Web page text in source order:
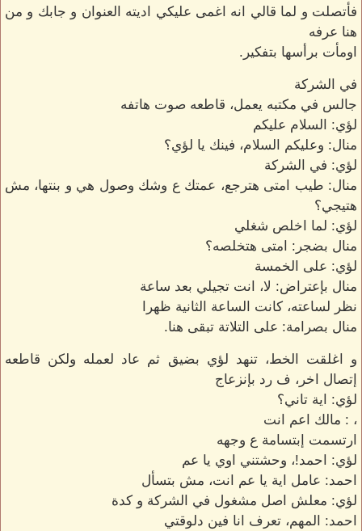
فأتصلت و لما قالي انه اغمى عليكي اديته العنوان و جابك و من
هنا عرفه
اومأت برأسها بتفكير.
في الشركة
جالس في مكتبه يعمل، قاطعه صوت هاتفه
لؤي: السلام عليكم
منال: وعليكم السلام، فينك يا لؤي؟
لؤي: في الشركة
منال: طيب امتى هترجع، عمتك ع وشك وصول هي و بنتها، مش
هتيجي؟
لؤي: لما اخلص شغلي
منال بضجر: امتى هتخلصه؟
لؤي: على الخمسة
منال بإعتراض: لا، انت تجيلي بعد ساعة
نظر لساعته، كانت الساعة الثانية ظهرا
منال بصرامة: على التلاتة تبقى هنا.
و اغلقت الخط، تنهد لؤي بضيق ثم عاد لعمله ولكن قاطعه
إتصال اخر، ف رد بإنزعاج
لؤي: اية تاني؟
، : مالك اعم انت
ارتسمت إبتسامة ع وجهه
لؤي: احمد!، وحشتني اوي يا عم
احمد: عامل اية يا عم انت، مش بتسأل
لؤي: معلش اصل مشغول في الشركة و كدة
احمد: المهم، تعرف انا فين دلوقتي